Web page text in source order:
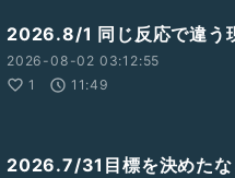
2026.8/1 同じ反応で違う
2026-08-02 03:12:55
1
11:49
2026.7/31目標を決めたな